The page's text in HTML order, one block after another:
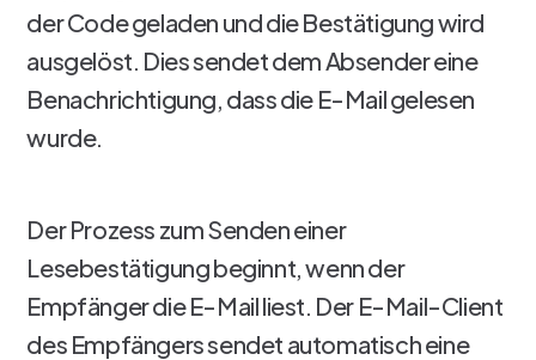
der Code geladen und die Bestätigung wird
ausgelöst. Dies sendet dem Absender eine
Benachrichtigung, dass die E-Mail gelesen
wurde.
Der Prozess zum Senden einer
Lesebestätigung beginnt, wenn der
Empfänger die E-Mail liest. Der E-Mail-Client
des Empfängers sendet automatisch eine